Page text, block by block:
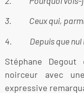
3. Ceux qui, parmi
4. Depuis que nul
Stéphane
noirceur avec
expressive